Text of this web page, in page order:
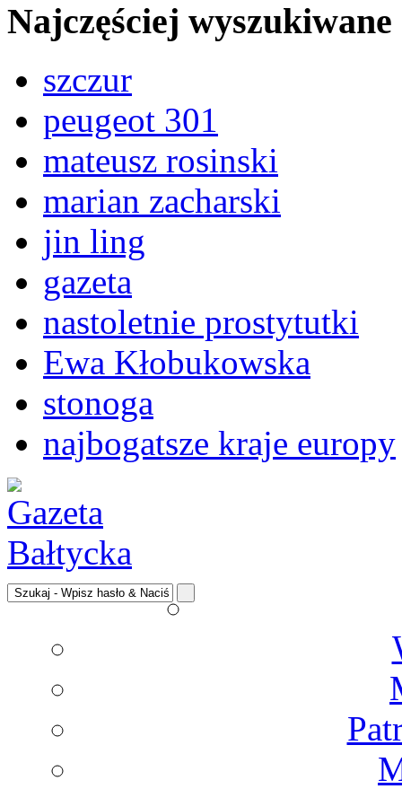
Najczęściej wyszukiwane
szczur
peugeot 301
mateusz rosinski
marian zacharski
jin ling
gazeta
nastoletnie prostytutki
Ewa Kłobukowska
stonoga
najbogatsze kraje europy